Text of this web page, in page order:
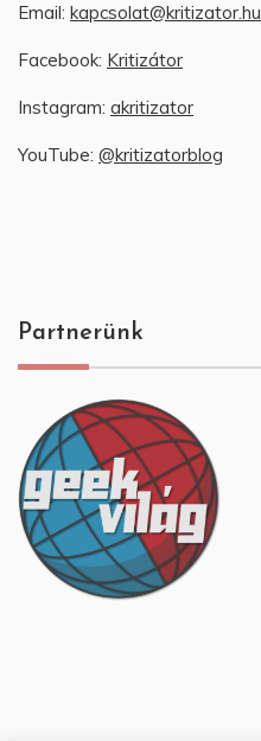
Email: kapcsolat@kritizator.hu
Facebook: Kritizátor
Instagram: akritizator
YouTube: @kritizatorblog
Partnerünk